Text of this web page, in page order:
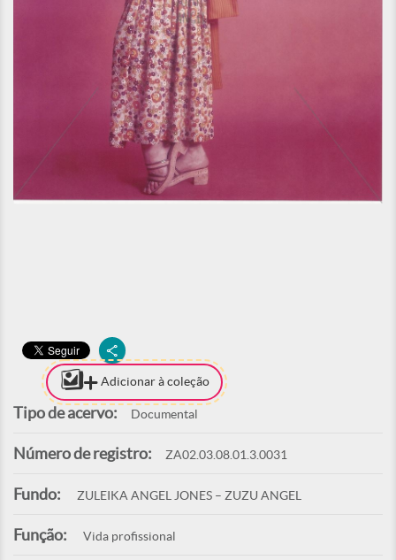
Adicionar à coleção
Tipo de acervo: Documental
Número de registro: ZA02.03.08.01.3.0031
Fundo: ZULEIKA ANGEL JONES – ZUZU ANGEL
Função: Vida profissional